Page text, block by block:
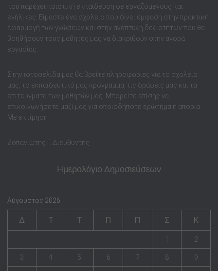
που παρέχει ποιοτική εκπαίδευση σε εργαζόμενους και
ενήλικες. Είμαστε ένα σχολείο που δίνει έμφαση στην πρακτική
εφαρμογή των γνώσεων και στην ανάπτυξη δεξιοτήτων που θα
βοηθήσουν τους μαθητές μας να διακριθούν στην αγορά
εργασίας.
Στην ιστοσελίδα μας θα βρείτε πληροφορίες για το σχολείο
μας, το εκπαιδευτικό μας πρόγραμμα, τις δράσεις μας και τα
επιτεύγματα των μαθητών μας. Μπορείτε επίσης να
επικοινωνήσετε μαζί μας για οποιοδήποτε ερώτημα ή απορία.
Με εκτίμηση
Ζοπανιώτης Γ. Διευθυντής
Ημερολόγιο Δημοσιεύσεων
Αύγουστος 2026
Δ Τ Τ Π Π Σ Κ
1 2
3 4 5 6 7 8 9